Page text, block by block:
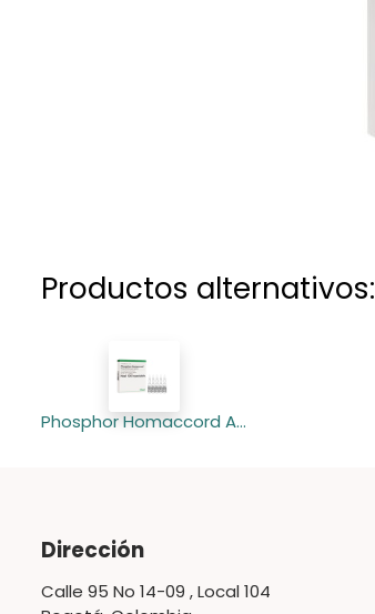
Productos alternativos:
Phosphor Homaccord Ampolla 1,1 ml
Dirección
Calle 95 No 14-09 , Local 104